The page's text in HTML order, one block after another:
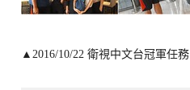
▲2016/10/22 衛視中文台冠軍任務